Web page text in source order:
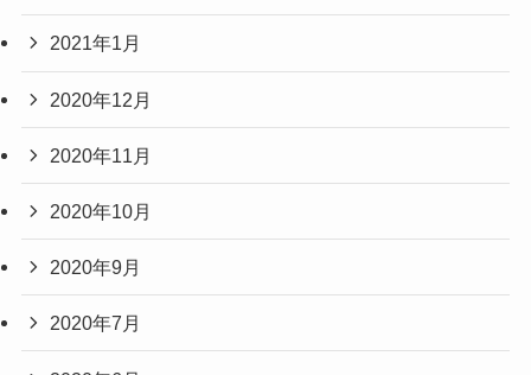
2021年1月
2020年12月
2020年11月
2020年10月
2020年9月
2020年7月